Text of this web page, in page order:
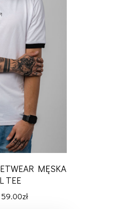
MĘSKA
TEE
59.00zł